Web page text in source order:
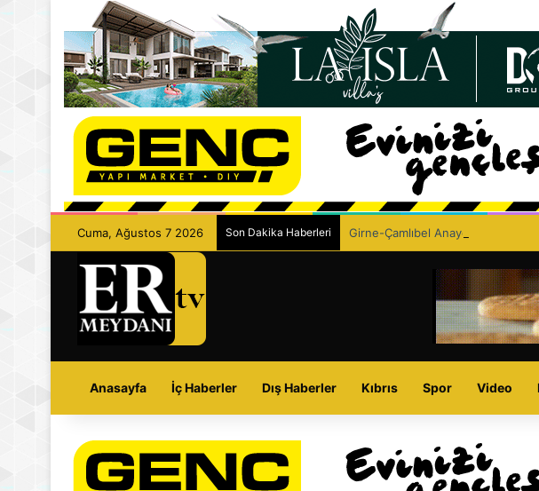
Cuma, Ağustos 7 2026 Son Dakika Haberleri Girne-Çamlıbel Anayolu’nda
Anasayfa İç Haberler Dış Haberler Kıbrıs Spor Video